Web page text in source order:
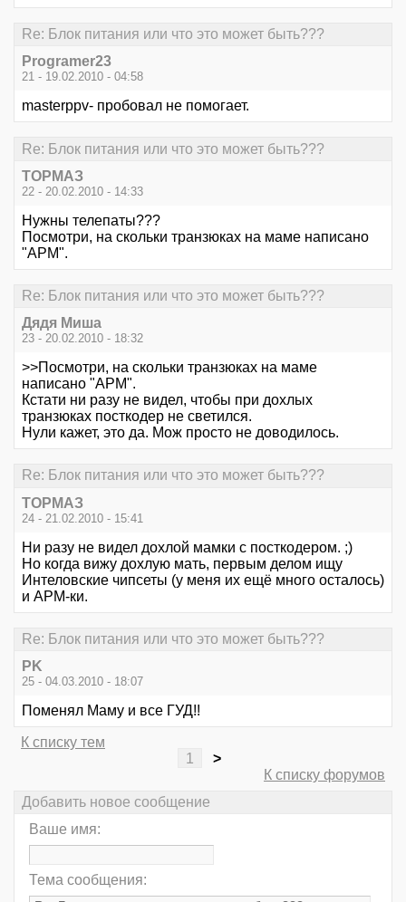
Re: Блок питания или что это может быть???
Programer23
21 - 19.02.2010 - 04:58
masterppv- пробовал не помогает.
Re: Блок питания или что это может быть???
ТОРМАЗ
22 - 20.02.2010 - 14:33
Нужны телепаты???
Посмотри, на скольки транзюках на маме написано
"АРМ".
Re: Блок питания или что это может быть???
Дядя Миша
23 - 20.02.2010 - 18:32
>>Посмотри, на скольки транзюках на маме
написано "АРМ".
Кстати ни разу не видел, чтобы при дохлых
транзюках посткодер не светился.
Нули кажет, это да. Мож просто не доводилось.
Re: Блок питания или что это может быть???
ТОРМАЗ
24 - 21.02.2010 - 15:41
Ни разу не видел дохлой мамки с посткодером. ;)
Но когда вижу дохлую мать, первым делом ищу
Интеловские чипсеты (у меня их ещё много осталось)
и АРМ-ки.
Re: Блок питания или что это может быть???
PK
25 - 04.03.2010 - 18:07
Поменял Маму и все ГУД!!
К списку тем
1
>
К списку форумов
Добавить новое сообщение
Ваше имя:
Тема сообщения: